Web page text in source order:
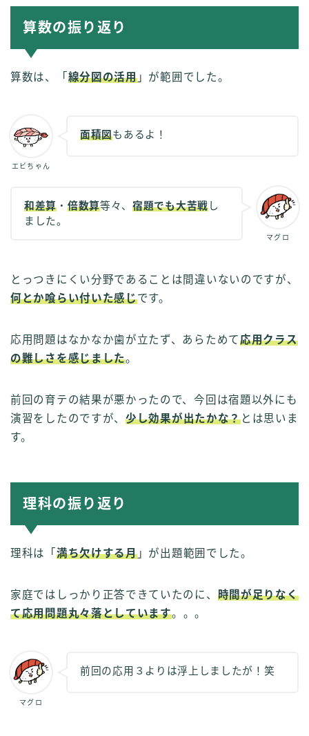
算数の振り返り
算数は、「 線分図の活用」が範囲でした。
エビちゃん
面積図もあるよ！
マグロ
和差算 ・ 倍数算等々、宿題でも大苦戦し
ました。
とっつきにくい分野であることは間違いないのですが、
何とか喰らい付いた感じです。
応用問題はなかなか歯が立たず、あらためて応用クラス
の難しさを感じました。
前回の育テの結果が悪かったので、今回は宿題以外にも
演習をしたのですが、 少し効果が出たかな？とは思いま
す。
理科の振り返り
理科は「 満ち欠けする月」が出題範囲でした。
家庭ではしっかり正答できていたのに、 時間が足りなく
て応用問題丸々落としています。。。
マグロ
前回の応用３よりは浮上しましたが！笑